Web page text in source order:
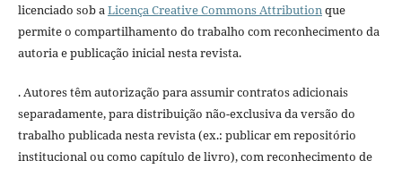
licenciado sob aLicença Creative Commons Attributionque
permite o compartilhamento do trabalho com reconhecimento da
autoria e publicação inicial nesta revista.
. Autores têm autorização para assumir contratos adicionais
separadamente, para distribuição não-exclusiva da versão do
trabalho publicada nesta revista (ex.: publicar em repositório
institucional ou como capítulo de livro), com reconhecimento de